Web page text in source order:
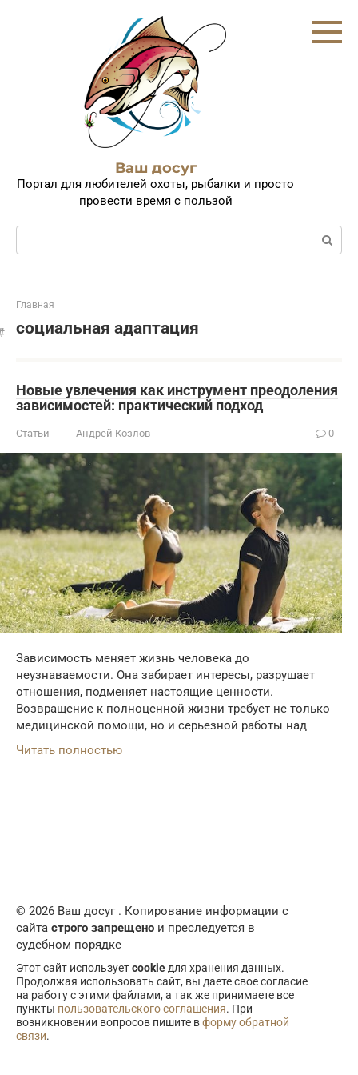
Ваш досуг
Портал для любителей охоты, рыбалки и просто
провести время с пользой
Поиск:
Главная
социальная адаптация
Новые увлечения как инструмент преодоления
зависимостей: практический подход
Статьи Андрей Козлов 0
Зависимость меняет жизнь человека до
неузнаваемости. Она забирает интересы, разрушает
отношения, подменяет настоящие ценности.
Возвращение к полноценной жизни требует не только
медицинской помощи, но и серьезной работы над
Читать полностью
© 2026 Ваш досуг . Копирование информации с
сайта строго запрещено и преследуется в
судебном порядке
Этот сайт используетcookie для хранения данных.
Продолжая использовать сайт, вы даете свое согласие
на работу с этими файлами, а так же принимаете все
пункты пользовательского соглашения. При
возникновении вопросов пишите вформу обратной
связи.